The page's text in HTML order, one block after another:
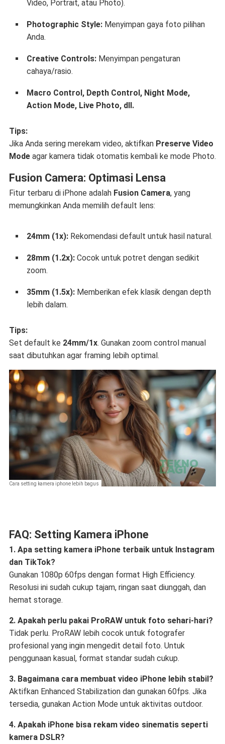
Video, Portrait, atau Photo).
Photographic Style:Menyimpan gaya foto pilihan
Anda.
Creative Controls:Menyimpan pengaturan
cahaya/rasio.
Macro Control, Depth Control, Night Mode,
Action Mode, Live Photo, dll.
Tips:
Jika Anda sering merekam video, aktifkan Preserve Video
Modeagar kamera tidak otomatis kembali ke mode Photo.
Fusion Camera: Optimasi Lensa
Fitur terbaru di iPhone adalah Fusion Camera, yang
memungkinkan Anda memilih default lens:
24mm (1x):Rekomendasi default untuk hasil natural.
28mm (1.2x):Cocok untuk potret dengan sedikit
zoom.
35mm (1.5x):Memberikan efek klasik dengan depth
lebih dalam.
Tips:
Set default ke 24mm/1x. Gunakan zoom control manual
saat dibutuhkan agar framing lebih optimal.
Cara setting kamera iphone lebih bagus
FAQ: Setting Kamera iPhone
1. Apa setting kamera iPhone terbaik untuk Instagram
dan TikTok?
Gunakan 1080p 60fps dengan format High Efficiency.
Resolusi ini sudah cukup tajam, ringan saat diunggah, dan
hemat storage.
2. Apakah perlu pakai ProRAW untuk foto sehari-hari?
Tidak perlu. ProRAW lebih cocok untuk fotografer
profesional yang ingin mengedit detail foto. Untuk
penggunaan kasual, format standar sudah cukup.
3. Bagaimana cara membuat video iPhone lebih stabil?
Aktifkan Enhanced Stabilization dan gunakan 60fps. Jika
tersedia, gunakan Action Mode untuk aktivitas outdoor.
4. Apakah iPhone bisa rekam video sinematis seperti
kamera DSLR?